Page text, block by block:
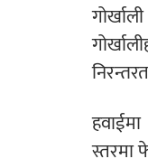
स्तरमा